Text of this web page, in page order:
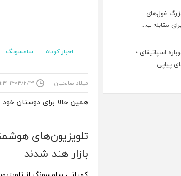
غول‌های
مقابله ب...
اسپاتیفای ؛
پیاپی...
اخبار کوتاه سامسونگ
میلاد صالحیان ۱۴۰۴/۲/۱۳ ۱۴:۵۹:۴۱
همین حالا برای دوستان خود
تلویزیون‌های
بازار هند شدند